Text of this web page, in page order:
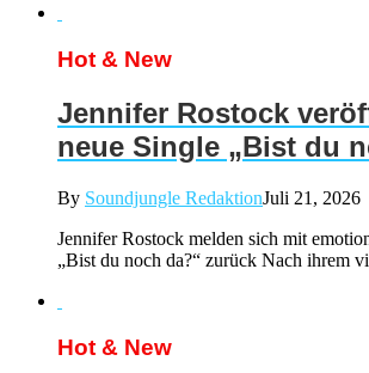
Hot & New
Jennifer Rostock
neue Single „Bist du
By Soundjungle RedaktionJuli 21, 2026
Jennifer Rostock melden sich mit
„Bist du noch da?“ zurück Nach ihrem
Hot & New